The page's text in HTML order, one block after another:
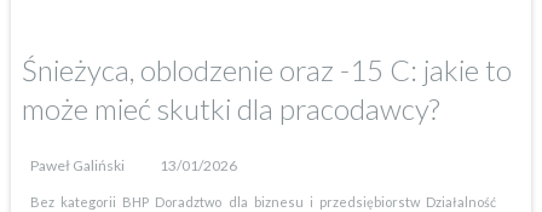
Śnieżyca, oblodzenie oraz -15 C: jakie to
może mieć skutki dla pracodawcy?
Paweł Galiński 13/01/2026
Bez kategorii BHP Doradztwo dla biznesu i przedsiębiorstw Działalność